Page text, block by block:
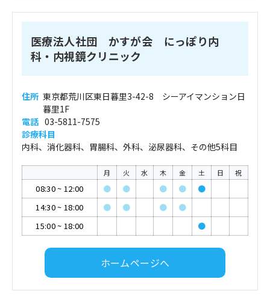
医療法人社団 かすが会 にっぽり内
科・内視鏡クリニック
住所 東京都荒川区東日暮里3-42-8 シーアイマンション日
暮里1F
電話 03-5811-7575
診療科目
内科、消化器科、胃腸科、外科、泌尿器科、その他5科目
月 火 水 木 金 土 日 祝
08:30~ 12:00 ● ● ● ●
●
14:30~ 18:00 ● ● ●
●
15:00~ 18:00 ●
ホームページへ